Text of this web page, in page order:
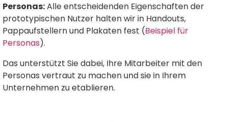
Personas:Alle entscheidenden Eigenschaften der
prototypischen Nutzer halten wir in Handouts,
Pappaufstellern und Plakaten fest (Beispiel für
Personas).
Das unterstützt Sie dabei, Ihre Mitarbeiter mit den
Personas vertraut zu machen und sie in Ihrem
Unternehmen zu etablieren.